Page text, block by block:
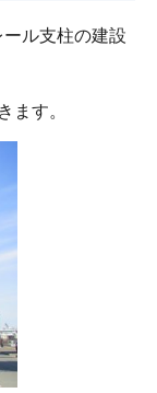
ル支柱の建設
ます。